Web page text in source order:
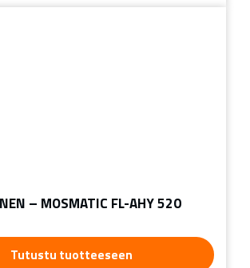
– MOSMATIC FL-AHY 520
Tutustu tuotteeseen